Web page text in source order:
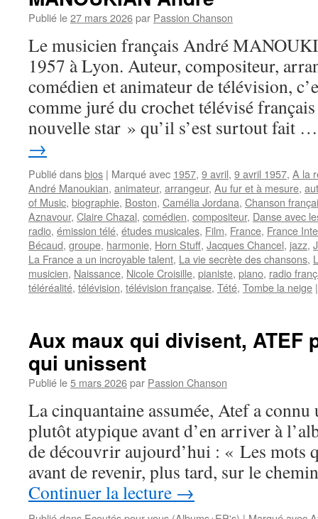
Publié le27 mars 2026par Passion Chanson
Le musicien français André
1957 à Lyon. Auteur, compositeur,
comédien et animateur de télévision,
comme juré du crochet télévisé
nouvelle star » qu’il s’est surtout fait
→
Publié dansbios | Marqué avec 1957, 9 avril, 9 avril 1957, A la
André Manoukian, animateur, arrangeur, Au fur et à mesure,
of Music, biographie, Boston, Camélia Jordana, Chanson
Aznavour, Claire Chazal, comédien, compositeur, Danse avec
radio, émission télé, études musicales, Film, France, France
Bécaud, groupe, harmonie, Horn Stuff, Jacques Chancel, jazz,
La France a un incroyable talent, La vie secrète des chansons,
musicien, Naissance, Nicole Croisille, pianiste, piano, radio
téléréalité, télévision, télévision française, Tété, Tombe la neige |
Aux maux qui divisent, ATEF
qui unissent
Publié le5 mars 2026par Passion Chanson
La cinquantaine assumée, Atef a
plutôt atypique avant d’en arriver à
de découvrir aujourd’hui : « Les mots
avant de revenir, plus tard, sur le
Continuer la lecture →